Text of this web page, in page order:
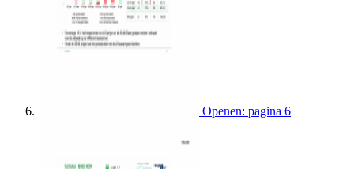
Openen: pagina 6